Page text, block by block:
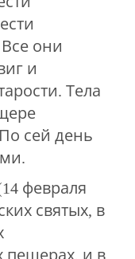
они
и
Тела
сей день
февраля
святых, в
пещерах, и в